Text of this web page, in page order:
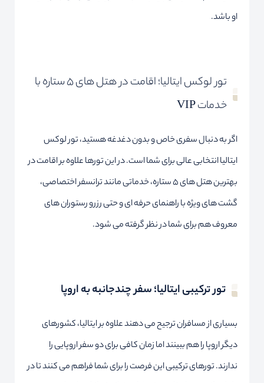
او باشد.
تور لوکس ایتالیا؛ اقامت در هتل های ۵ ستاره با
خدمات VIP
اگر به دنبال سفری خاص و بدون دغدغه هستید، تور لوکس
ایتالیا انتخابی عالی برای شما است. در این تورها علاوه بر اقامت در
بهترین هتل های ۵ ستاره، خدماتی مانند ترانسفر اختصاصی،
گشت های ویژه با راهنمای حرفه ای و حتی رزرو رستوران های
معروف هم برای شما در نظر گرفته می شود.
تور ترکیبی ایتالیا؛ سفر چندجانبه به اروپا
بسیاری از مسافران ترجیح می دهند علاوه بر ایتالیا، کشورهای
دیگر اروپا را هم ببینند اما زمان کافی برای دو سفر اروپایی را
ندارند. تورهای ترکیبی این فرصت را برای شما فراهم می کنند تا در